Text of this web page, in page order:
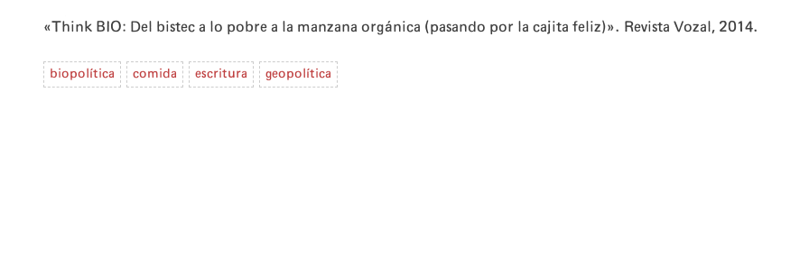
«Think BIO: Del bistec a lo pobre a la manzana orgánica (pasando por la cajita feliz)». Revista Vozal, 2014.
biopolítica comida escritura geopolítica